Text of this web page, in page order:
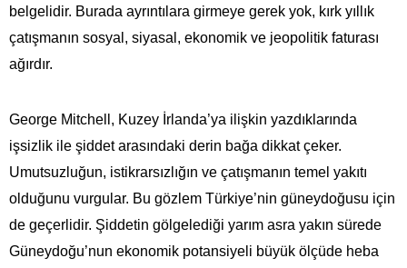
belgelidir. Burada ayrıntılara girmeye gerek yok, kırk yıllık
çatışmanın sosyal, siyasal, ekonomik ve jeopolitik faturası
ağırdır.
George Mitchell, Kuzey İrlanda’ya ilişkin yazdıklarında
işsizlik ile şiddet arasındaki derin bağa dikkat çeker.
Umutsuzluğun, istikrarsızlığın ve çatışmanın temel yakıtı
olduğunu vurgular. Bu gözlem Türkiye’nin güneydoğusu için
de geçerlidir. Şiddetin gölgelediği yarım asra yakın sürede
Güneydoğu’nun ekonomik potansiyeli büyük ölçüde heba